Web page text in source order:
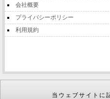
会社概要
プライバシーポリシー
利用規約
当ウェブサイトに